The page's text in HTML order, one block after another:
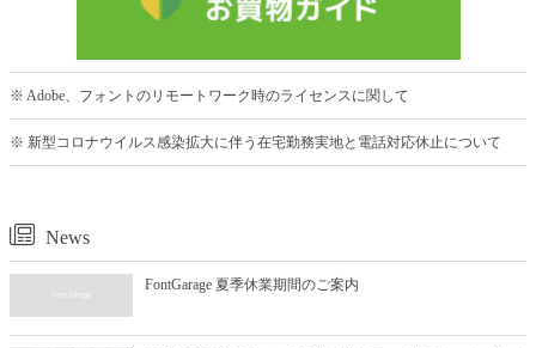
※ Adobe、フォントのリモートワーク時のライセンスに関して
※ 新型コロナウイルス感染拡大に伴う在宅勤務実地と電話対応休止について
News
FontGarage 夏季休業期間のご案内